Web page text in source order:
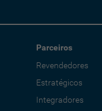
Parceiros
Revendedores
Estratégicos
Integradores